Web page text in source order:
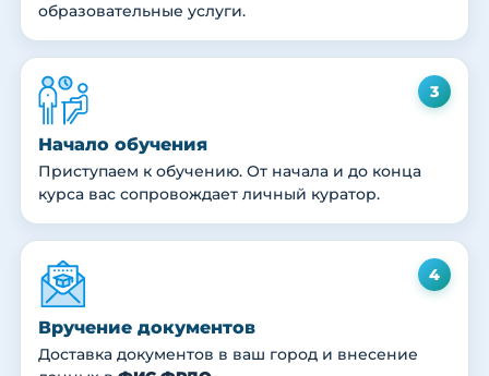
образовательные услуги.
3
Начало обучения
Приступаем к обучению. От начала и до конца
курса вас сопровождает личный куратор.
4
Вручение документов
Доставка документов в ваш город и внесение